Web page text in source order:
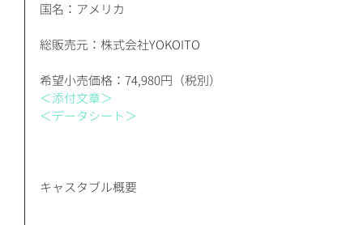
国名：アメリカ
総販売元：株式会社YOKOITO
希望小売価格：74,980円（税別）
＜添付文章＞
＜データシート＞
キャスタブル概要